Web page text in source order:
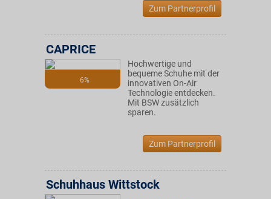
Zum Partnerprofil
6%
CAPRICE
Hochwertige und
bequeme Schuhe mit der
innovativen On-Air
Technologie entdecken.
Mit BSW zusätzlich
sparen.
Zum Partnerprofil
Schuhhaus Wittstock